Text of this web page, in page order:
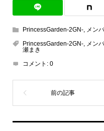
PrincessGarden-2GN-, メン
PrincessGarden-2GN-, メン
瀬まき
コメント: 0